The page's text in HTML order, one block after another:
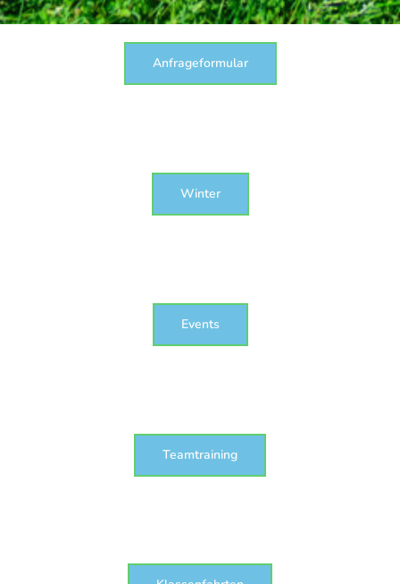
Winter
Events
Teamtraining
Anfrageformular